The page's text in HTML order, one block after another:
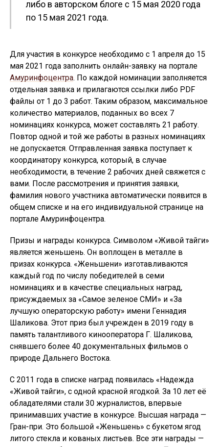
либо в авторском блоге с 15 мая 2020 года
по 15 мая 2021 года.
Для участия в конкурсе необходимо с 1 апреля до 15
мая 2021 года заполнить онлайн-заявку на портале
Амуринфоцентра. По каждой номинации заполняется
отдельная заявка и прилагаются ссылки либо PDF
файлы от 1 до 3 работ. Таким образом, максимальное
количество материалов, поданных во всех 7
номинациях конкурса, может составлять 21 работу.
Повтор одной и той же работы в разных номинациях
не допускается. Отправленная заявка поступает к
координатору конкурса, который, в случае
необходимости, в течение 2 рабочих дней свяжется с
вами. После рассмотрения и принятия заявки,
фамилия нового участника автоматически появится в
общем списке и на его индивидуальной странице на
портале Амуринфоцентра.
Призы и награды конкурса. Символом «Живой тайги»
является женьшень. Он воплощен в металле в
призах конкурса. «Женьшени» изготавливаются
каждый год по числу победителей в семи
номинациях и в качестве специальных наград,
присуждаемых за «Самое зеленое СМИ» и «За
лучшую операторскую работу» имени Геннадия
Шаликова. Этот приз был учрежден в 2019 году в
память талантливого кинооператора Г. Шаликова,
снявшего более 40 документальных фильмов о
природе Дальнего Востока.
С 2011 года в списке наград появилась «Надежда
«Живой тайги», с одной красной ягодкой. За 10 лет её
обладателями стали 30 журналистов, впервые
принимавших участие в конкурсе. Высшая награда —
Гран-при. Это большой «Женьшень» с букетом ягод
литого стекла и кованых листьев. Все эти награды —